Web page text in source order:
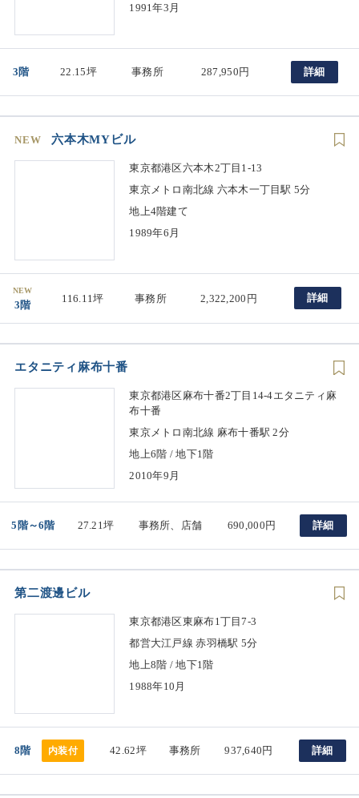
1991年3月
3階 22.15坪 事務所 287,950円 詳細
NEW 六本木MYビル
東京都港区六本木2丁目1-13
東京メトロ南北線 六本木一丁目駅 5分
地上4階建て
1989年6月
NEW
3階
116.11坪 事務所 2,322,200円 詳細
エタニティ麻布十番
東京都港区麻布十番2丁目14-4エタニティ麻
布十番
東京メトロ南北線 麻布十番駅 2分
地上6階 / 地下1階
2010年9月
5階～6階 27.21坪 事務所、店舗 690,000円 詳細
第二渡邊ビル
東京都港区東麻布1丁目7-3
都営大江戸線 赤羽橋駅 5分
地上8階 / 地下1階
1988年10月
8階 内装付 42.62坪 事務所 937,640円 詳細